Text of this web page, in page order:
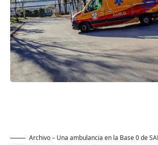
Archivo – Una ambulancia en la Base 0 de